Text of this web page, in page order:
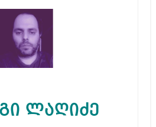
ლაღიძე